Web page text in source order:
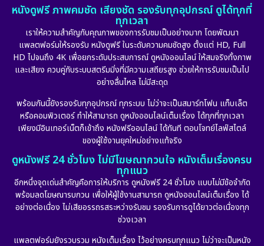
หนังดูฟรี ภาพคมชัด เสียงชัด รองรับทุกอุปกรณ์ ดูได้ทุกที่
ทุกเวลา
เราให้ความสำคัญกับคุณภาพของการรับชมเป็นอย่างมาก โดยพัฒนา
แพลตฟอร์มให้รองรับ หนังดูฟรี ในระดับความคมชัดสูง ตั้งแต่ HD, Full
HD ไปจนถึง 4K เพื่อยกระดับประสบการณ์ ดูหนังออนไลน์ ให้สมจริงทั้งภาพ
และเสียง ควบคู่กับระบบสตรีมมิ่งที่มีความเสถียรสูง ช่วยให้การรับชมเป็นไป
อย่างลื่นไหล ไม่มีสะดุด
พร้อมกันนี้ยังรองรับทุกอุปกรณ์ ทุกระบบ ไม่ว่าจะเป็นสมาร์ทโฟน แท็บเล็ต
หรือคอมพิวเตอร์ ทำให้สามารถ ดูหนังออนไลน์เต็มเรื่อง ได้ทุกที่ทุกเวลา
เพียงมีอินเทอร์เน็ตก็เข้าถึง หนังฟรีออนไลน์ ได้ทันที ตอบโจทย์ไลฟ์สไตล์
ของผู้ใช้งานยุคใหม่อย่างแท้จริง
ดูหนังฟรี 24 ชั่วโมง ไม่มีโฆษณากวนใจ หนังเต็มเรื่องครบ
ทุกแนว
อีกหนึ่งจุดเด่นสำคัญคือการให้บริการ ดูหนังฟรี 24 ชั่วโมง แบบไม่มีข้อจำกัด
พร้อมลดโฆษณารบกวน เพื่อให้ผู้ใช้งานสามารถ ดูหนังออนไลน์เต็มเรื่อง ได้
อย่างต่อเนื่อง ไม่เสียอรรถรสระหว่างรับชม รองรับการดูได้ยาวต่อเนื่องทุก
ช่วงเวลา
แพลตฟอร์มยังรวบรวม หนังเต็มเรื่อง ไว้อย่างครบทุกแนว ไม่ว่าจะเป็นหนัง